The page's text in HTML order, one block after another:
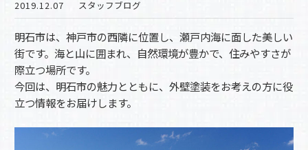
2019.12.07 スタッフブログ
明石市は、神戸市の西隣に位置し、瀬戸内海に面した美しい
街です。海と山に囲まれ、自然環境が豊かで、住みやすさが
際立つ場所です。
今回は、明石市の魅力とともに、外壁塗装をお考えの方に役
立つ情報をお届けします。